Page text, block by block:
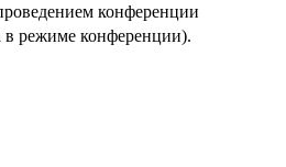
конференции
в режиме конференции).